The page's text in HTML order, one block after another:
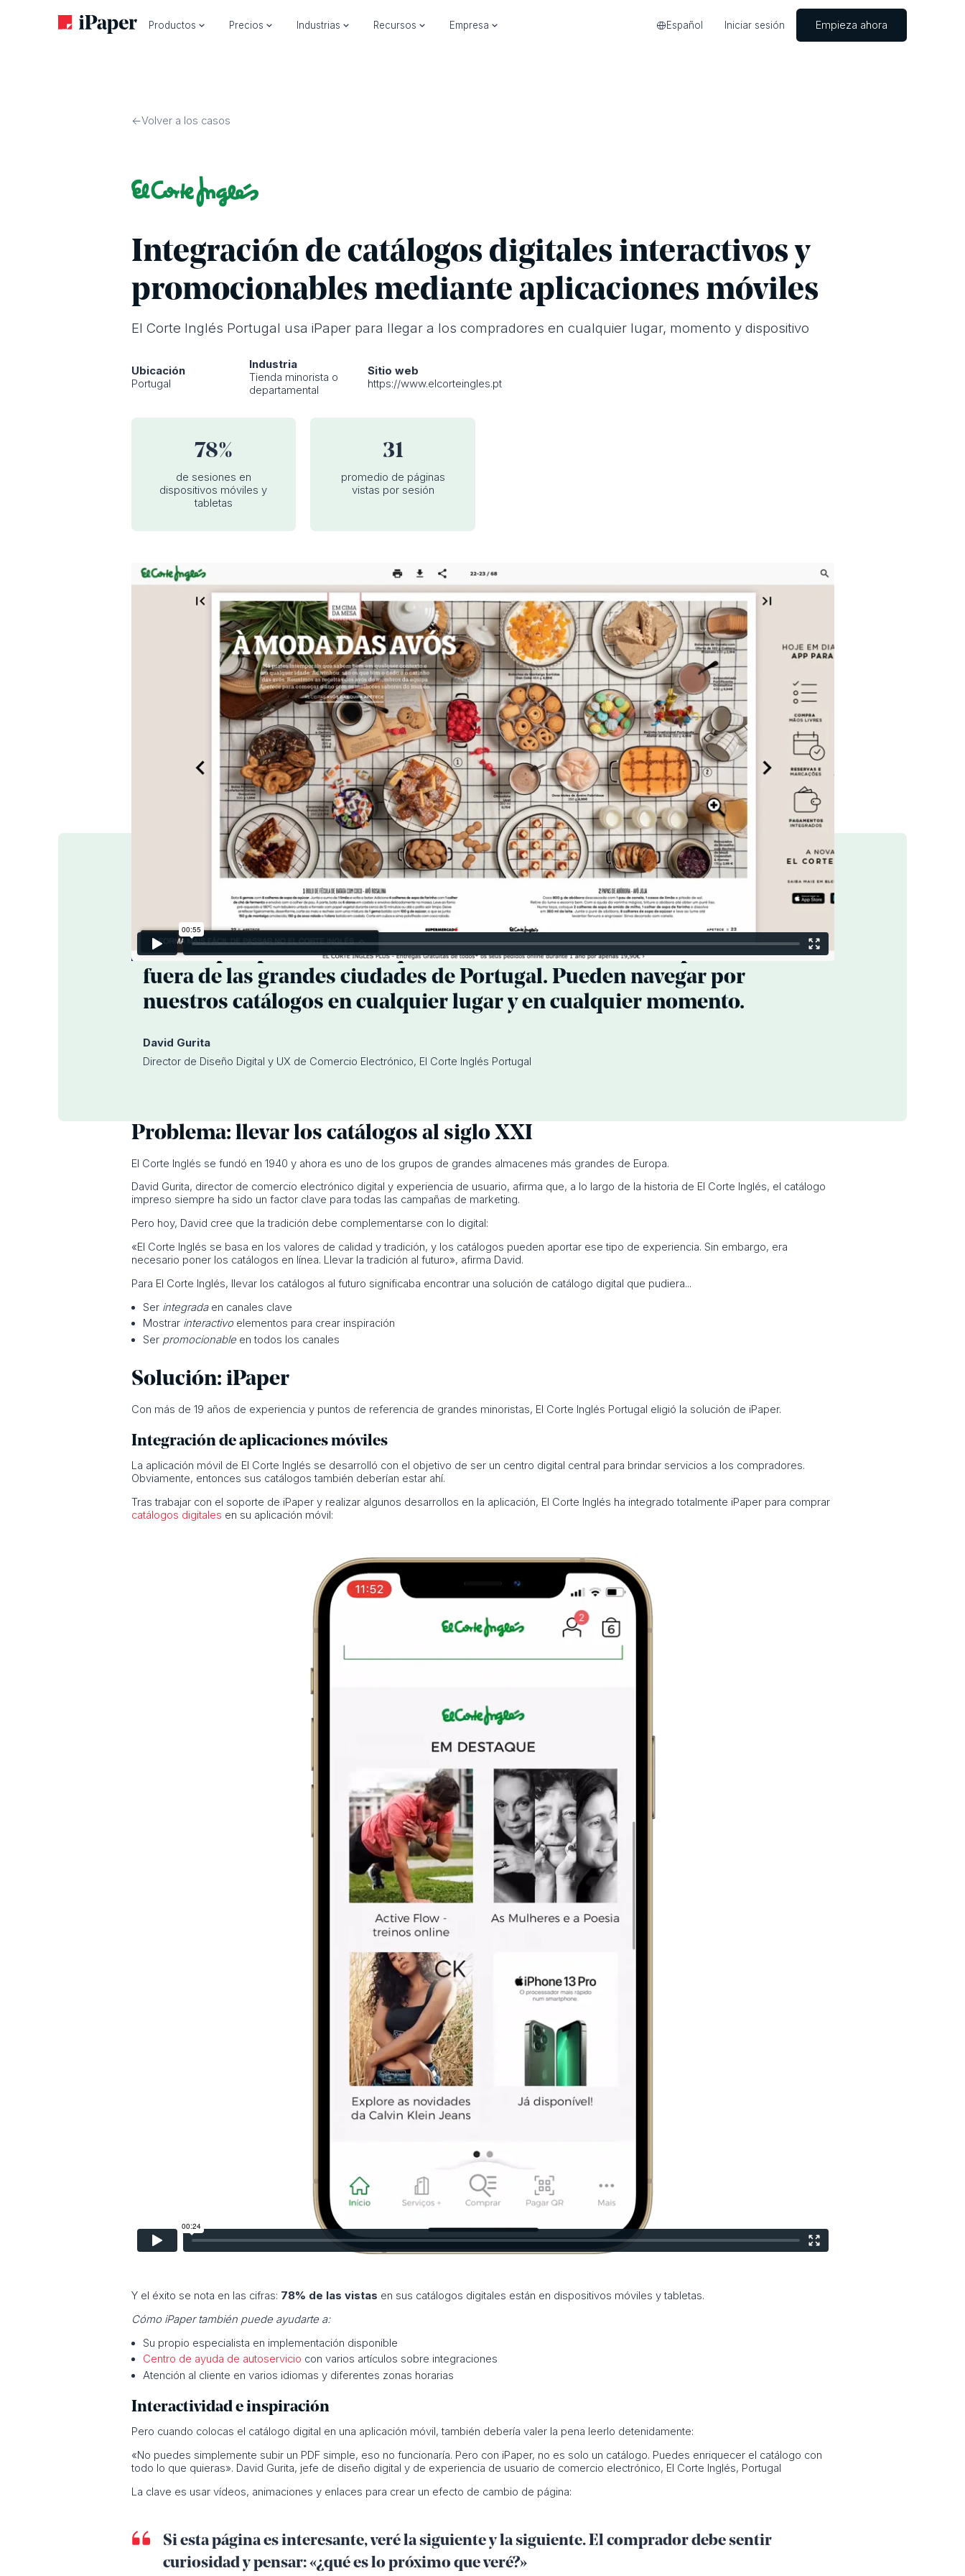
Productos Precios Industrias Recursos Empresa Español Iniciar sesión Empieza ahora
Volver a los casos
Integración de catálogos digitales interactivos y
promocionables mediante aplicaciones móviles
El Corte Inglés Portugal usa iPaper para llegar a los compradores en cualquier lugar, momento y dispositivo
Ubicación
Portugal
Industria
Tienda minorista o
departamental
Sitio web
https://www.elcorteingles.pt
78%
de sesiones en
dispositivos móviles y
tabletas
31
promedio de páginas
vistas por sesión
Con iPaper, podemos enriquecer la relación con los compradores
fuera de las grandes ciudades de Portugal. Pueden navegar por
nuestros catálogos en cualquier lugar y en cualquier momento.
David Gurita
Director de Diseño Digital y UX de Comercio Electrónico, El Corte Inglés Portugal
Problema: llevar los catálogos al siglo XXI
El Corte Inglés se fundó en 1940 y ahora es uno de los grupos de grandes almacenes más grandes de Europa.
David Gurita, director de comercio electrónico digital y experiencia de usuario, afirma que, a lo largo de la historia de El Corte Inglés, el catálogo
impreso siempre ha sido un factor clave para todas las campañas de marketing.
Pero hoy, David cree que la tradición debe complementarse con lo digital:
«El Corte Inglés se basa en los valores de calidad y tradición, y los catálogos pueden aportar ese tipo de experiencia. Sin embargo, era
necesario poner los catálogos en línea. Llevar la tradición al futuro», afirma David.
Para El Corte Inglés, llevar los catálogos al futuro significaba encontrar una solución de catálogo digital que pudiera...
Ser integradaen canales clave
Mostrar interactivoelementos para crear inspiración
Ser promocionableen todos los canales
Solución: iPaper
Con más de 19 años de experiencia y puntos de referencia de grandes minoristas, El Corte Inglés Portugal eligió la solución de iPaper.
Integración de aplicaciones móviles
La aplicación móvil de El Corte Inglés se desarrolló con el objetivo de ser un centro digital central para brindar servicios a los compradores.
Obviamente, entonces sus catálogos también deberían estar ahí.
Tras trabajar con el soporte de iPaper y realizar algunos desarrollos en la aplicación, El Corte Inglés ha integrado totalmente iPaper para comprar
catálogos digitales en su aplicación móvil:
Y el éxito se nota en las cifras: 78% de las vistas en sus catálogos digitales están en dispositivos móviles y tabletas.
Cómo iPaper también puede ayudarte a:
Su propio especialista en implementación disponible
Centro de ayuda de autoservicio con varios artículos sobre integraciones
Atención al cliente en varios idiomas y diferentes zonas horarias
Interactividad e inspiración
Pero cuando colocas el catálogo digital en una aplicación móvil, también debería valer la pena leerlo detenidamente:
«No puedes simplemente subir un PDF simple, eso no funcionaría. Pero con iPaper, no es solo un catálogo. Puedes enriquecer el catálogo con
todo lo que quieras». David Gurita, jefe de diseño digital y de experiencia de usuario de comercio electrónico, El Corte Inglés, Portugal
La clave es usar vídeos, animaciones y enlaces para crear un efecto de cambio de página:
Si esta página es interesante, veré la siguiente y la siguiente. El comprador debe sentir
curiosidad y pensar: «¿qué es lo próximo que veré?»